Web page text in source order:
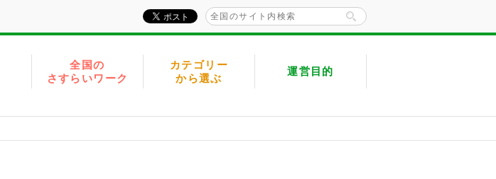
全国の
さすらいワーク
カテゴリー
から選ぶ
運営目的